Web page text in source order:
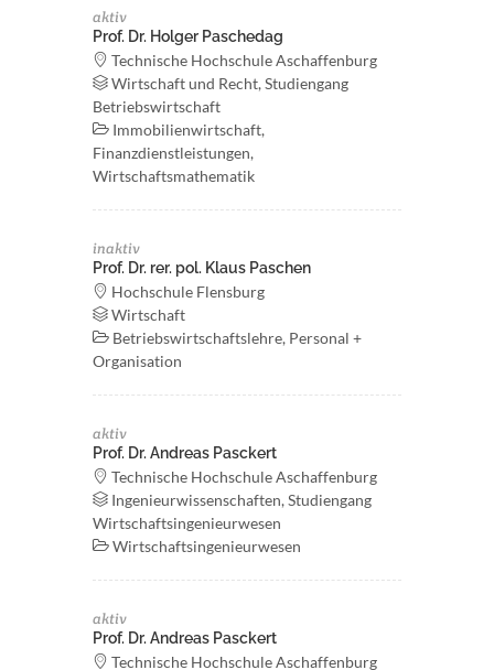
aktiv
Prof. Dr. Holger Paschedag
Technische Hochschule Aschaffenburg
Wirtschaft und Recht, Studiengang
Betriebswirtschaft
Immobilienwirtschaft,
Finanzdienstleistungen,
Wirtschaftsmathematik
inaktiv
Prof. Dr. rer. pol. Klaus Paschen
Hochschule Flensburg
Wirtschaft
Betriebswirtschaftslehre, Personal +
Organisation
aktiv
Prof. Dr. Andreas Pasckert
Technische Hochschule Aschaffenburg
Ingenieurwissenschaften, Studiengang
Wirtschaftsingenieurwesen
Wirtschaftsingenieurwesen
aktiv
Prof. Dr. Andreas Pasckert
Technische Hochschule Aschaffenburg